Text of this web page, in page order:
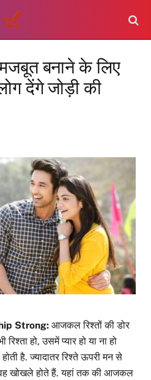
मजबूत बनाने के लिए
देंगे जोड़ी की
Strong: आजकल रिश्तों की डोर
हो, उसमें प्यार हो या ना हो
है. ज्यादातर रिश्ते ऊपरी मन से
खोखले होते हैं. यहां तक की आजकल